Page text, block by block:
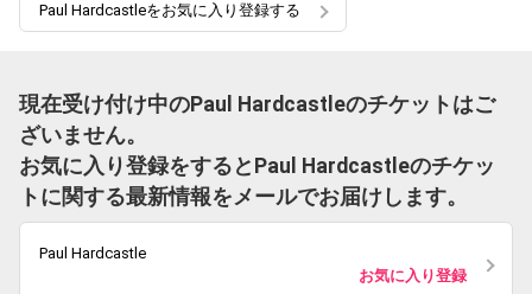
Paul Hardcastleをお気に入り登録する
現在受け付け中のPaul Hardcastleのチケットはご
ざいません。
お気に入り登録をするとPaul Hardcastleのチケッ
トに関する最新情報をメールでお届けします。
Paul Hardcastle
お気に入り登録